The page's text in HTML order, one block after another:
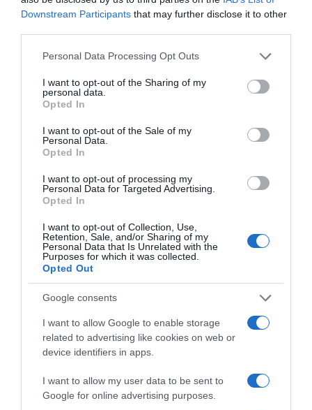
Downstream Participants that may further disclose it to other
Please note that this website/app uses one or more Google
not limited to your visit or usage behaviour. You may click to
grant or deny consent to Google and its third-party tags to
use your data for below specified purposes in below Google
consent section.
Personal Data Processing Opt Outs
I want to opt-out of the Sharing of my
personal data.
Opted In
I want to opt-out of the Sale of my
Personal Data.
Opted In
I want to opt-out of processing my
Personal Data for Targeted Advertising.
Opted In
I want to opt-out of Collection, Use,
Retention, Sale, and/or Sharing of my
Personal Data that Is Unrelated with the
Purposes for which it was collected.
Opted Out
Google consents
I want to allow Google to enable storage
related to advertising like cookies on web or
device identifiers in apps.
I want to allow my user data to be sent to
Google for online advertising purposes.
Πρόσφατα
ΕΙΠΕΣ – ΦΕΡΡΗΣ ΘΟΔΩΡΗΣ
Παρακαλώ Περιμένετε...